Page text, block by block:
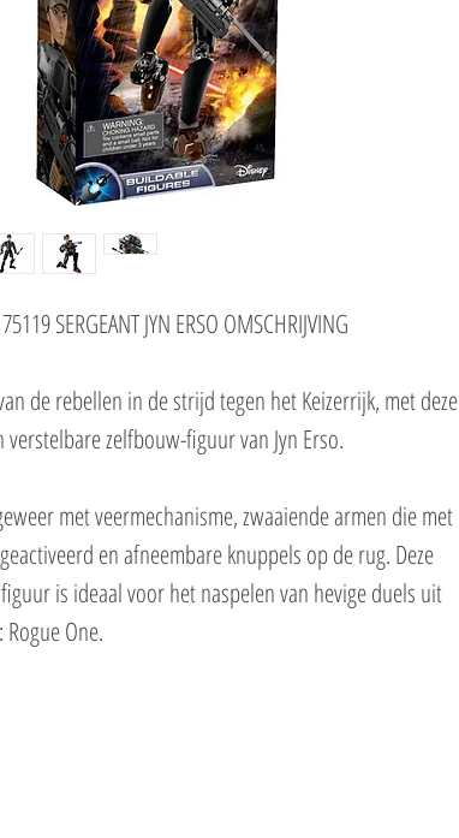
SERGEANT JYN ERSO OMSCHRIJVING
de rebellen in de strijd tegen het Keizerrijk, met deze
zelfbouw-figuur van Jyn Erso.
met veermechanisme, zwaaiende armen die met
en afneembare knuppels op de rug. Deze
is ideaal voor het naspelen van hevige duels uit
One.